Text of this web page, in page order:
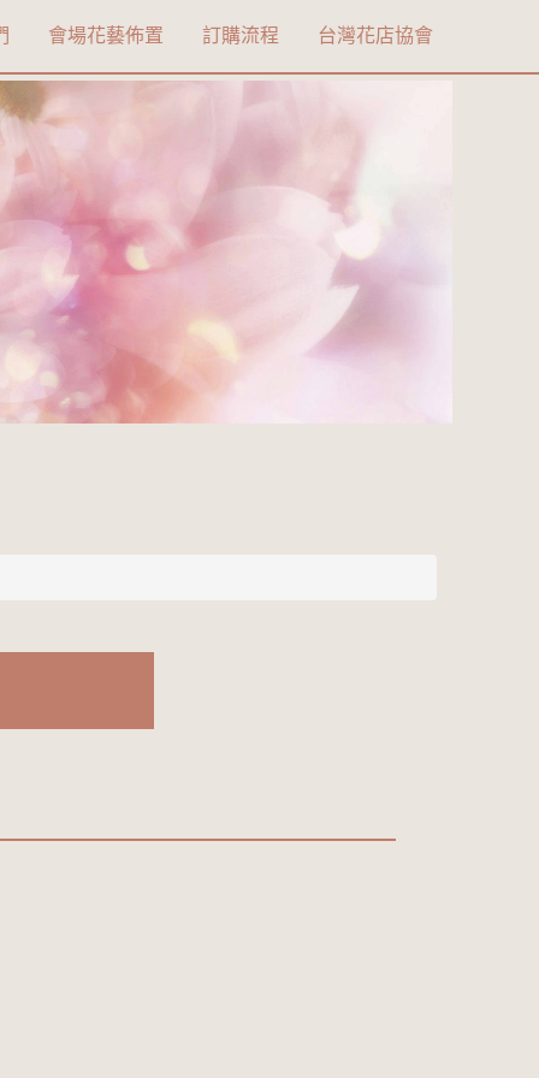
會場花藝佈置 訂購流程 台灣花店協會